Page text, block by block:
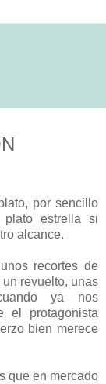
por sencillo
estrella si
alcance.
recortes de
revuelto, unas
ya nos
el protagonista
bien merece
que en mercado